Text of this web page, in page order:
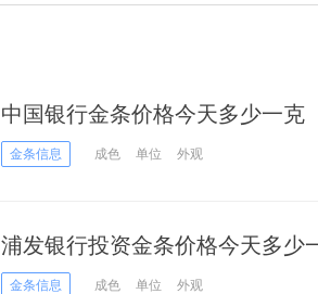
中国银行金条价格今天多少一克
金条信息 成色 单位 外观
浦发银行投资金条价格今天多少
金条信息 成色 单位 外观